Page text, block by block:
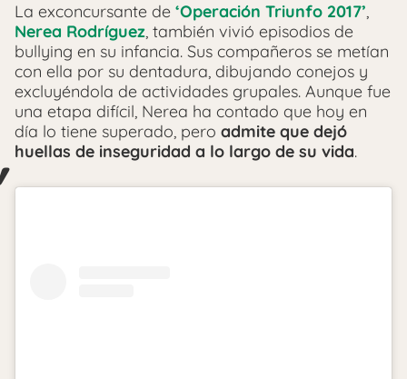
La exconcursante de ‘Operación Triunfo 2017’,
Nerea Rodríguez, también vivió episodios de
bullying en su infancia. Sus compañeros se metían
con ella por su dentadura, dibujando conejos y
excluyéndola de actividades grupales. Aunque fue
una etapa difícil, Nerea ha contado que hoy en
día lo tiene superado, pero admite que dejó
huellas de inseguridad a lo largo de su vida.